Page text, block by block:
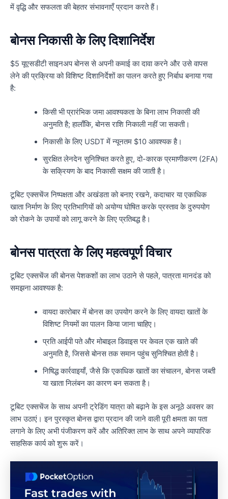
में वृद्धि और सफलता की बेहतर संभावनाएँ प्रदान करते हैं।
बोनस निकासी के लिए दिशानिर्देश
$5 यूएसडीटी साइनअप बोनस से अपनी कमाई का दावा करने और उसे वापस
लेने की प्रक्रिया को विशिष्ट दिशानिर्देशों का पालन करते हुए निर्बाध बनाया गया
है:
किसी भी प्रारंभिक जमा आवश्यकता के बिना लाभ निकासी की
अनुमति है; हालाँकि, बोनस राशि निकाली नहीं जा सकती।
निकासी के लिए USDT में न्यूनतम $10 आवश्यक है।
सुरक्षित लेनदेन सुनिश्चित करते हुए, दो-कारक प्रमाणीकरण (2FA)
के सक्रियण के बाद निकासी सक्षम की जाती है।
टूबिट एक्सचेंज निष्पक्षता और अखंडता को बनाए रखने, कदाचार या एकाधिक
खाता निर्माण के लिए प्रतिभागियों को अयोग्य घोषित करके प्रस्ताव के दुरुपयोग
को रोकने के उपायों को लागू करने के लिए प्रतिबद्ध है।
बोनस पात्रता के लिए महत्वपूर्ण विचार
टूबिट एक्सचेंज की बोनस पेशकशों का लाभ उठाने से पहले, पात्रता मानदंड को
समझना आवश्यक है:
वायदा कारोबार में बोनस का उपयोग करने के लिए वायदा खातों के
विशिष्ट नियमों का पालन किया जाना चाहिए।
प्रति आईपी पते और मोबाइल डिवाइस पर केवल एक खाते की
अनुमति है, जिससे बोनस तक समान पहुंच सुनिश्चित होती है।
निषिद्ध कार्रवाइयाँ, जैसे कि एकाधिक खातों का संचालन, बोनस जब्ती
या खाता निलंबन का कारण बन सकता है।
टूबिट एक्सचेंज के साथ अपनी ट्रेडिंग यात्रा को बढ़ाने के इस अनूठे अवसर का
लाभ उठाएं। इन पुरस्कृत बोनस द्वारा प्रदान की जाने वाली पूरी क्षमता का पता
लगाने के लिए अभी पंजीकरण करें और अतिरिक्त लाभ के साथ अपने व्यापारिक
साहसिक कार्य को शुरू करें।